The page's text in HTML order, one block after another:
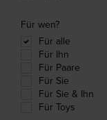
Für wen?
Für alle
Für Ihn
Für Paare
Für Sie
Für Sie & Ihn
Für Toys